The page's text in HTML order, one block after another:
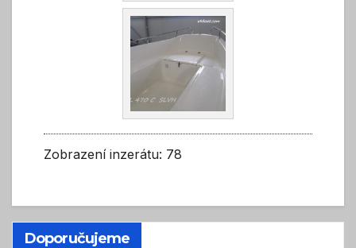
Zobrazení inzerátu: 78
Doporučujeme